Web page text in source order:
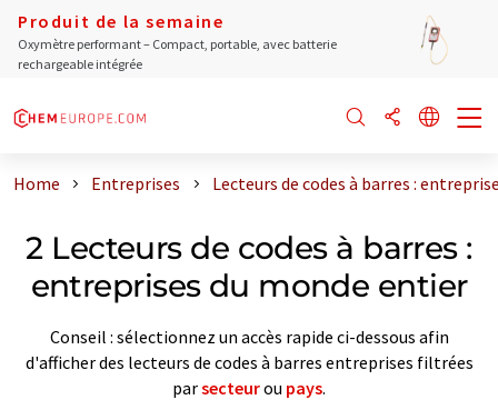
Produit de la semaine
Oxymètre performant – Compact, portable, avec batterie
rechargeable intégrée
Home Entreprises Lecteurs de codes à barres :
2 Lecteurs de codes à barres :
entreprises du monde entier
Conseil : sélectionnez un accès rapide ci-dessous afin
d'afficher des lecteurs de codes à barres entreprises filtrées
parsecteurou pays.